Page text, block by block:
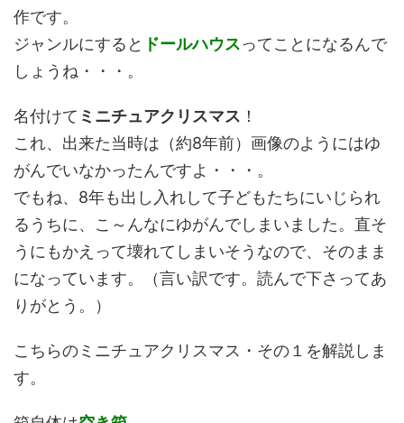
作です。
ジャンルにすると ドールハウスってことになるんで
しょうね・・・。
名付けて ミニチュアクリスマス ！
これ、出来た当時は（約8年前）画像のようにはゆ
がんでいなかったんですよ・・・。
でもね、8年も出し入れして子どもたちにいじられ
るうちに、こ～んなにゆがんでしまいました。直そ
うにもかえって壊れてしまいそうなので、そのまま
になっています。（言い訳です。読んで下さってあ
りがとう。）
こちらのミニチュアクリスマス・その１を解説しま
す。